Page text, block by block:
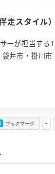
スタイル）
ーが担当す
井市・掛川
-
ブックマーク